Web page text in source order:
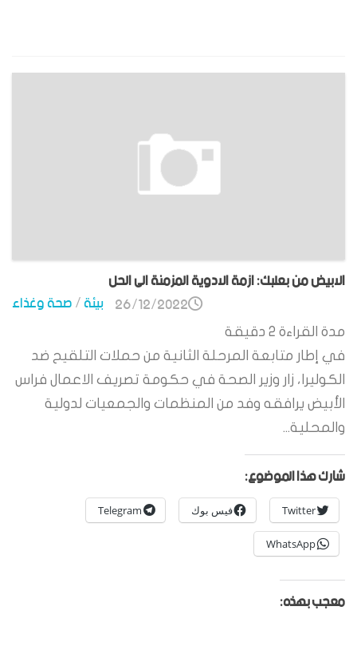
الابيض من بعلبك: ازمة الادوية المزمنة الى الحل
بيئة/صحة وغذاء 26/12/2022
مدة القراءة 2 دقيقة
في إطار متابعة المرحلة الثانية من حملات التلقيح ضد
الكوليرا، زار وزير الصحة في حكومة تصريف الاعمال فراس
الأبيض يرافقه وفد من المنظمات والجمعيات لدولية
والمحلية...
شارك هذا الموضوع:
Twitter فيس بوك Telegram
WhatsApp
معجب بهذه: